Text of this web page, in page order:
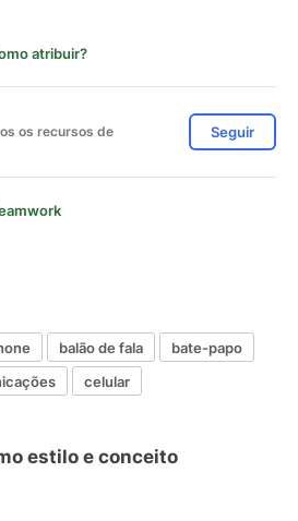
atribuir?
os recursos de
Seguir
balão de fala
bate-papo
celular
estilo e conceito